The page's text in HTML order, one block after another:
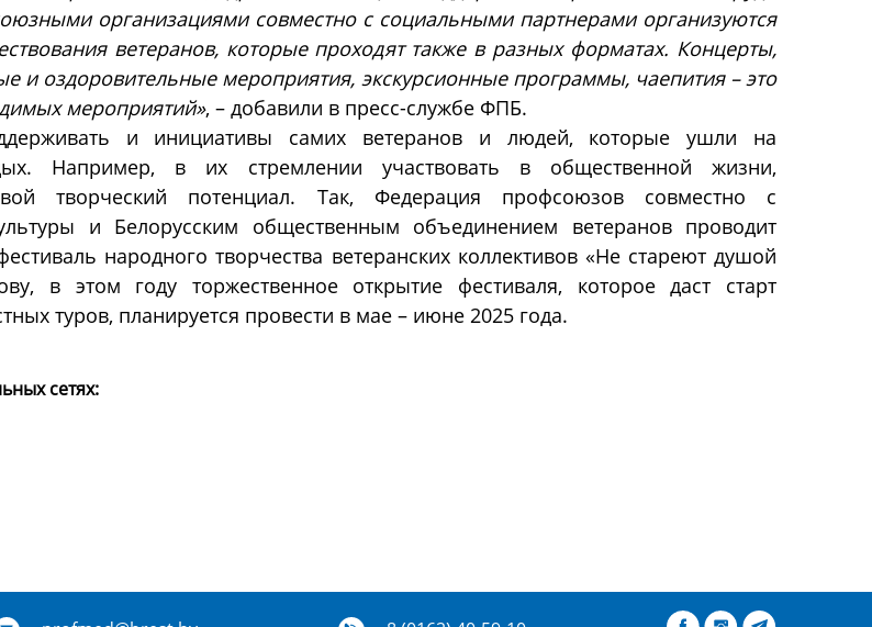
организациями совместно с социальными партнерами организуются
ветеранов, которые проходят также в разных форматах. Концерты,
и оздоровительные мероприятия, экскурсионные программы, чаепития – это
мероприятий», – добавили в пресс-службе ФПБ.
и инициативы самих ветеранов и людей, которые ушли на
Например, в их стремлении участвовать в общественной жизни,
творческий потенциал. Так, Федерация профсоюзов совместно с
и Белорусским общественным объединением ветеранов проводит
народного творчества ветеранских коллективов «Не стареют душой
в этом году торжественное открытие фестиваля, которое даст старт
туров, планируется провести в мае – июне 2025 года.
сетях: